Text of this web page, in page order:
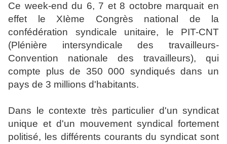
Ce week-end du 6, 7 et 8 octobre marquait en
effet le XIème Congrès national de la
confédération syndicale unitaire, le PIT-CNT
(Plénière intersyndicale des travailleurs-
Convention nationale des travailleurs), qui
compte plus de 350 000 syndiqués dans un
pays de 3 millions d'habitants.
Dans le contexte très particulier d'un syndicat
unique et d'un mouvement syndical fortement
politisé, les différents courants du syndicat sont